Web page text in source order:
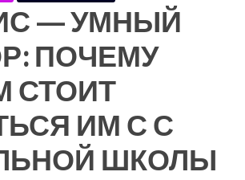
— УМНЫЙ
ПОЧЕМУ
СТОИТ
ИМ С С
ШКОЛЫ